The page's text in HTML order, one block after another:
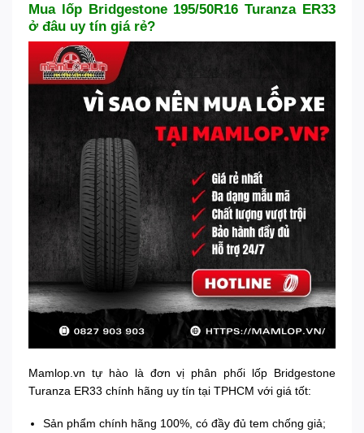
Mua lốp Bridgestone 195/50R16 Turanza ER33
ở đâu uy tín giá rẻ?
Mamlop.vn tự hào là đơn vị phân phối lốp Bridgestone
Turanza ER33 chính hãng uy tín tại TPHCM với giá tốt:
Sản phẩm chính hãng 100%, có đầy đủ tem chống giả;